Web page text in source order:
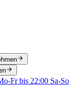
Fr bis 22:00 Sa-So